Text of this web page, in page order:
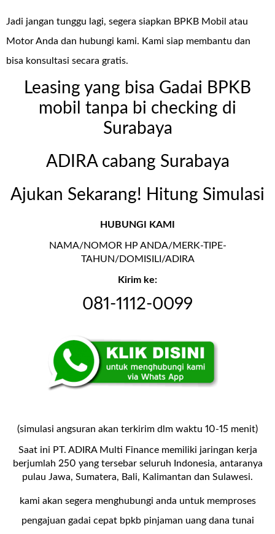
Jadi jangan tunggu lagi, segera siapkan BPKB Mobil atau
Motor Anda dan hubungi kami. Kami siap membantu dan
bisa konsultasi secara gratis.
Leasing yang bisa Gadai BPKB
mobil tanpa bi checking di
Surabaya
ADIRA cabang Surabaya
Ajukan Sekarang! Hitung Simulasi
HUBUNGI KAMI
NAMA/NOMOR HP ANDA/MERK-TIPE-
TAHUN/DOMISILI/ADIRA
Kirim ke:
081-1112-0099
(simulasi angsuran akan terkirim dlm waktu 10-15 menit)
Saat ini PT. ADIRA Multi Finance memiliki jaringan kerja
berjumlah 250 yang tersebar seluruh Indonesia, antaranya
pulau Jawa, Sumatera, Bali, Kalimantan dan Sulawesi.
kami akan segera menghubungi anda untuk memproses
pengajuan gadai cepat bpkb pinjaman uang dana tunai